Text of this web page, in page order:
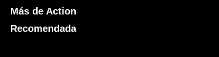
Más de Action
Recomendada